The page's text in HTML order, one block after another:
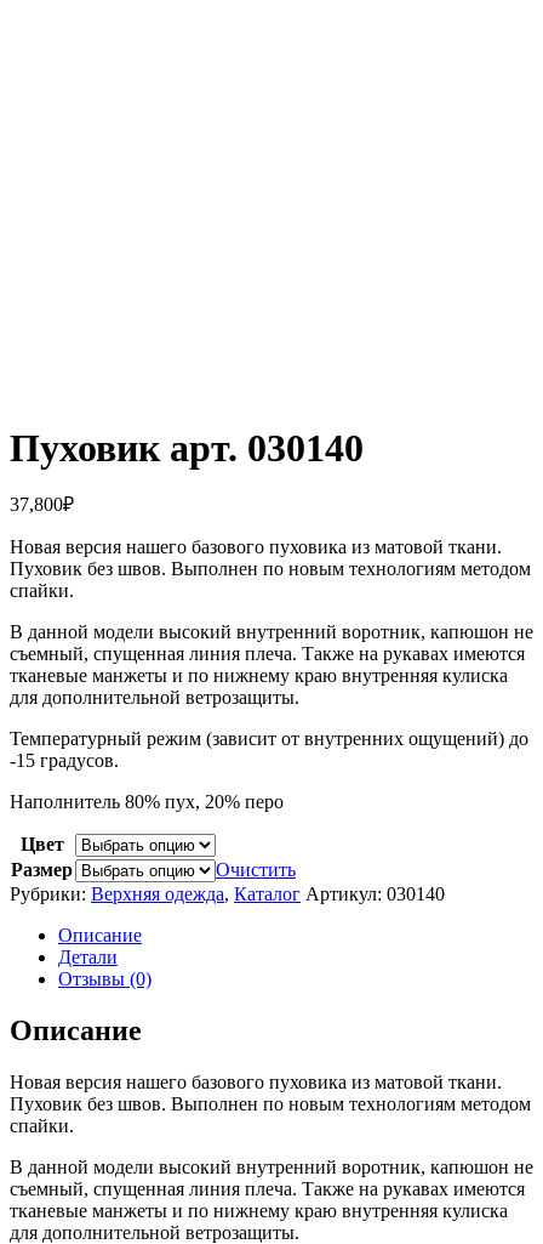
Пуховик арт. 030140
37,800₽
Новая версия нашего базового пуховика из матовой ткани.
Пуховик без швов. Выполнен по новым технологиям методом
спайки.
В данной модели высокий внутренний воротник, капюшон не
съемный, спущенная линия плеча. Также на рукавах имеются
тканевые манжеты и по нижнему краю внутренняя кулиска
для дополнительной ветрозащиты.
Температурный режим (зависит от внутренних ощущений) до
-15 градусов.
Наполнитель 80% пух, 20% перо
Цвет
Размер
Очистить
Рубрики: Верхняя одежда, Каталог Артикул: 030140
Описание
Детали
Отзывы (0)
Описание
Новая версия нашего базового пуховика из матовой ткани.
Пуховик без швов. Выполнен по новым технологиям методом
спайки.
В данной модели высокий внутренний воротник, капюшон не
съемный, спущенная линия плеча. Также на рукавах имеются
тканевые манжеты и по нижнему краю внутренняя кулиска
для дополнительной ветрозащиты.